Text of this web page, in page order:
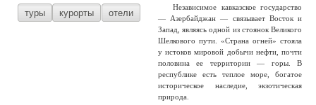
туры курорты отели
Независимое кавказское государство
— Азербайджан — связывает Восток и
Запад, являясь одной из стоянок Великого
Шелкового пути. «Страна огней» стояла
у истоков мировой добычи нефти, почти
половина ее территории — горы. В
республике есть теплое море, богатое
историческое наследие, экзотическая
природа.